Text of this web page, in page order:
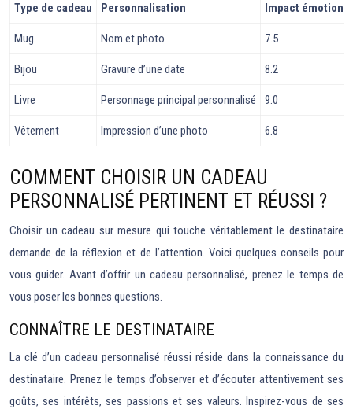
Type de cadeau Personnalisation Impact
Mug Nom et photo 7.5
Bijou Gravure d’une date 8.2
Livre Personnage principal personnalisé 9.0
Vêtement Impression d’une photo 6.8
COMMENT CHOISIR UN CADEAU
PERSONNALISÉ PERTINENT ET RÉUSSI ?
Choisir un cadeau sur mesure qui touche véritablement le destinataire
demande de la réflexion et de l’attention. Voici quelques conseils pour
vous guider. Avant d’offrir un cadeau personnalisé, prenez le temps de
vous poser les bonnes questions.
CONNAÎTRE LE DESTINATAIRE
La clé d’un cadeau personnalisé réussi réside dans la connaissance du
destinataire. Prenez le temps d’observer et d’écouter attentivement ses
goûts, ses intérêts, ses passions et ses valeurs. Inspirez-vous de ses